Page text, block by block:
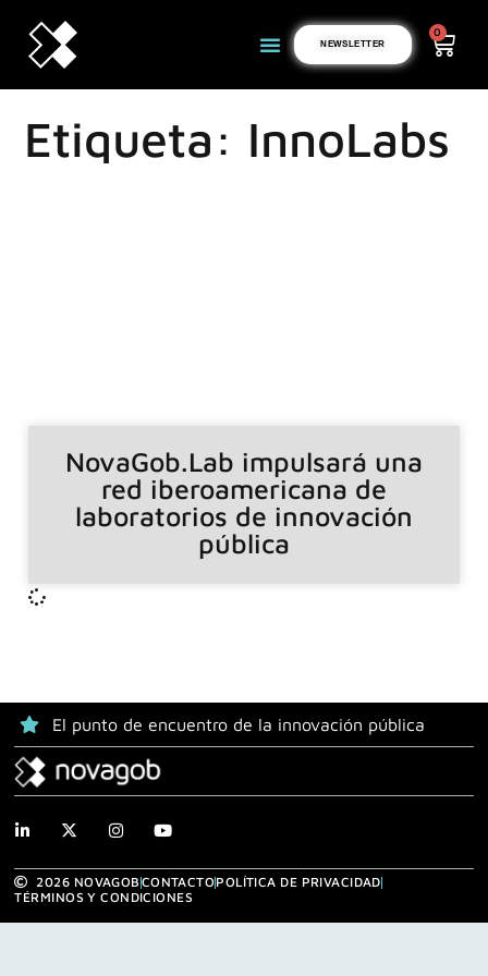
NEWSLETTER
0
Etiqueta: InnoLabs
NovaGob.Lab impulsará una
red iberoamericana de
laboratorios de innovación
pública
El punto de encuentro de la innovación pública
2026 NOVAGOBCONTACTOPOLÍTICA DE PRIVACIDAD
TÉRMINOS Y CONDICIONES